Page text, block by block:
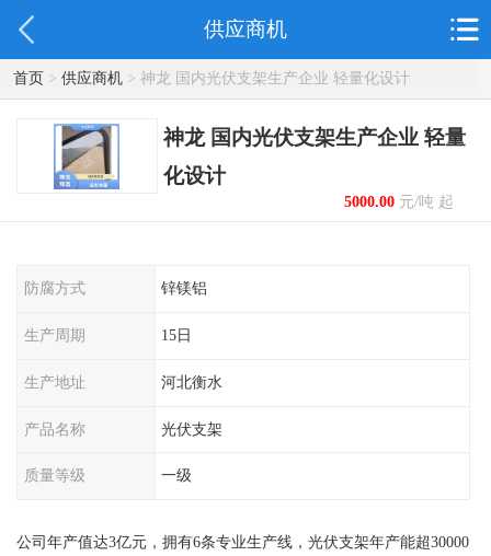
供应商机
首页> 供应商机> 神龙 国内光伏支架生产企业 轻量化设计
神龙 国内光伏支架生产企业 轻量
化设计
5000.00元/吨 起
防腐方式 锌镁铝
生产周期 15日
生产地址 河北衡水
产品名称 光伏支架
质量等级 一级
公司年产值达3亿元，拥有6条专业生产线，光伏支架年产能超30000